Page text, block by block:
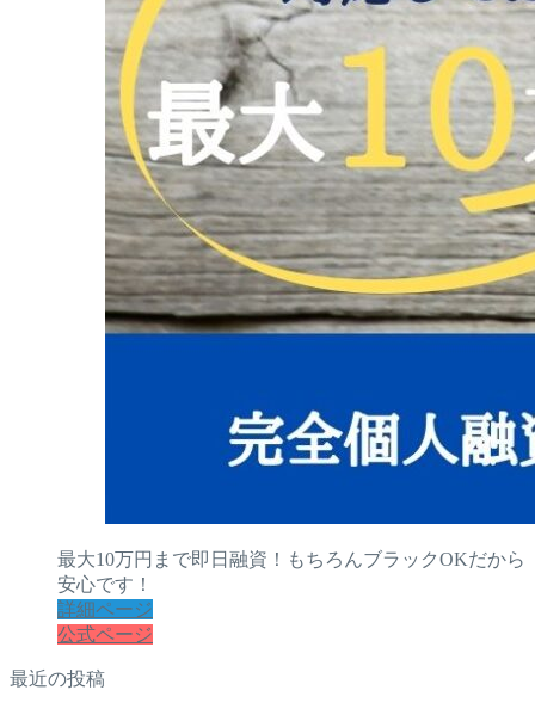
最大10万円まで即日融資！もちろんブラックOKだから
安心です！
詳細ページ
公式ページ
最近の投稿